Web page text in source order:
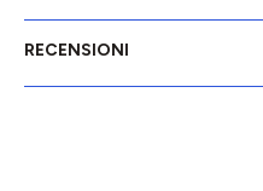
RECENSIONI